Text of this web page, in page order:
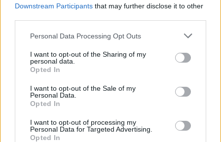
Downstream Participants that may further disclose it to other
Personal Data Processing Opt Outs
I want to opt-out of the Sharing of my
personal data.
Opted In
I want to opt-out of the Sale of my
Personal Data.
Opted In
I want to opt-out of processing my
Personal Data for Targeted Advertising.
Opted In
Câmara de Mourão atribui 2.500 euros a dois grupos corais da
A Câmara Municipal de Mourão assinou dois protocolos de
colaboração com grupos corais da...
25 Julho, 2026 - 12:00